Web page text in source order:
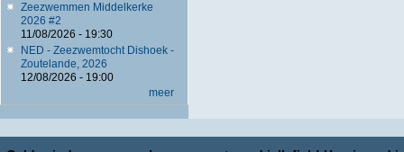
Zeezwemmen Middelkerke
2026 #2
11/08/2026 - 19:30
NED - Zeezwemtocht Dishoek -
Zoutelande, 2026
12/08/2026 - 19:00
meer